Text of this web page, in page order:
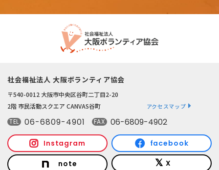
社会福祉法人 大阪ボランティア協会
〒540-0012 大阪市中央区谷町二丁目2-20
2階 市民活動スクエア CANVAS谷町
アクセスマップ
TEL 06-6809-4901 FAX 06-6809-4902
Instagram facebook
note X